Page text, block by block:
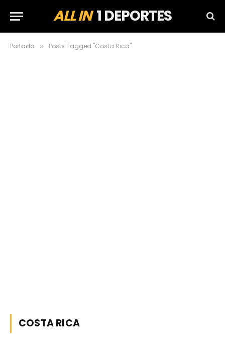
ALL IN1 DEPORTES
Portada » Posts Tagged "Costa Rica"
COSTA RICA